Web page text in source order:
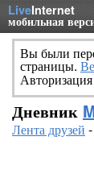
LiveInternet
мобильная
Вы были
страницы.
Дневник
Лента друзей -